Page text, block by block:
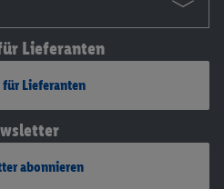
Lieferanten
Lieferanten
abonnieren